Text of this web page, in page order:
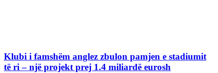
Klubi i famshëm anglez zbulon pamjen e stadiumit
të ri – një projekt prej 1.4 miliardë eurosh